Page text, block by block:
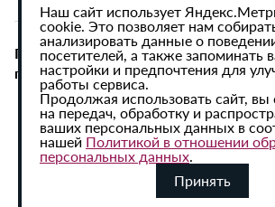
При использовании материалов сайта
гиперссылка на ИА «Регион 64»
Наш сайт использует
cookie. Это позволяет нам
анализировать данные о
посетителей, а также запоминать
настройки и предпочтения для
работы сервиса.
Продолжая использовать сайт, вы
на передач, обработку и
ваших персональных данных в
нашей Политикой в отношении
персональных данных.
Принять